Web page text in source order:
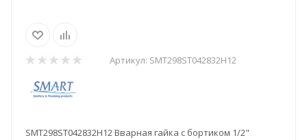
Артикул: SMT298ST042832H12
SMT298ST042832H12 Вварная гайка с бортиком 1/2"